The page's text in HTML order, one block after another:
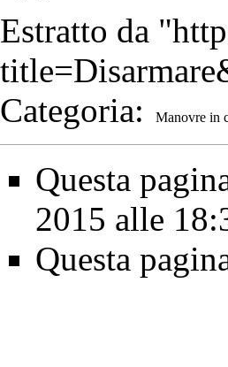
Estratto da "
Categoria: Manovre in
Questa
2015 alle
Questa